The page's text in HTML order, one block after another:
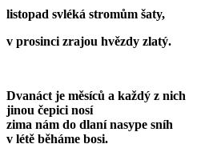
listopad svléká stromům šaty,
v prosinci zrajou hvězdy zlatý.
Dvanáct je měsíců a každý z nich
jinou čepici nosí
zima nám do dlaní nasype sníh
v létě běháme bosi.